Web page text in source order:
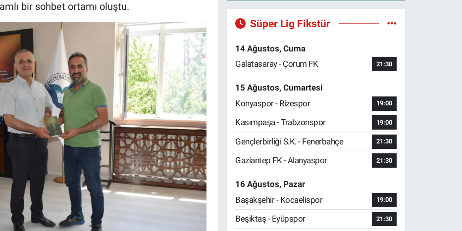
bir sohbet ortamı oluştu.
Süper Lig Fikstür
14 Ağustos, Cuma
Galatasaray - Çorum FK
21:30
15 Ağustos, Cumartesi
Konyaspor - Rizespor
19:00
Kasımpaşa - Trabzonspor 19:00
Gençlerbirliği S.K. - Fenerbahçe 21:30
Gaziantep FK - Alanyaspor 21:30
16 Ağustos, Pazar
Başakşehir - Kocaelispor
19:00
Beşiktaş - Eyüpspor 21:30